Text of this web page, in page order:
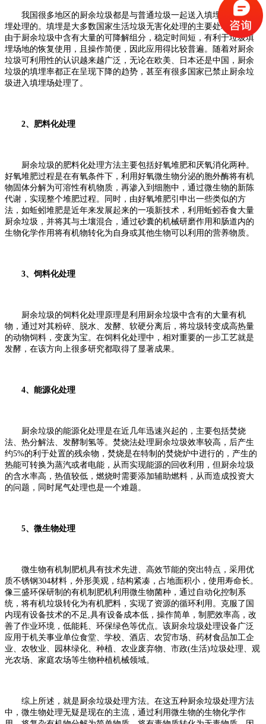
我国很多地区的厨余垃圾都是与普通垃圾一起送入填埋场进行填
埋处理的。填埋是大多数国家生活垃圾无害化处理的主要处理方式。
由于厨余垃圾中含有大量的可降解组分，稳定时间短，有利于垃圾填
埋场地的恢复使用，且操作简便，因此应用得比较普遍。随着对厨余
垃圾可利用性的认识越来越广泛，无论在欧美、日本还是中国，厨余
垃圾的填埋率都正在呈现下降的趋势，甚至有很多国家已禁止厨余垃
圾进入填埋场处理了。
2、肥料化处理
厨余垃圾的肥料化处理方法主要包括好氧堆肥和厌氧消化两种。
好氧堆肥过程是在有氧条件下，利用好氧微生物分泌的胞外酶将有机
物固体分解为可溶性有机物质，再渗入到细胞中，通过微生物的新陈
代谢，实现整个堆肥过程。同时，由好氧堆肥引申出一些类似的方
法，如蚯蚓堆肥是近年来发展起来的一项新技术，利用蚯蚓吞食大量
厨余垃圾，并将其与土壤混合，通过砂囊的机械研磨作用和肠道内的
生物化学作用将有机物转化为自身或其他生物可以利用的营养物质。
3、饲料化处理
厨余垃圾的饲料化处理原理是利用厨余垃圾中含有的大量有机
物，通过对其粉碎、脱水、发酵、软硬分离后，将垃圾转变成高热量
的动物饲料，变废为宝。在饲料化处理中，相对重要的一步工艺就是
发酵，在该方向上很多研究都取得了显著成果。
4、能源化处理
厨余垃圾的能源化处理是在近几年迅速兴起的，主要包括焚烧
法、热分解法、发酵制氢等。焚烧法处理厨余垃圾效率较高，后产生
约5%的利于处置的残余物，焚烧是在特制的焚烧炉中进行的，产生的
热能可转换为蒸汽或者电能，从而实现能源的回收利用，但厨余垃圾
的含水率高，热值较低，燃烧时需要添加辅助燃料，从而造成投资大
的问题，同时尾气处理也是一个难题。
5、微生物处理
微生物有机制肥机具有技术先进、高效节能的突出特点，采用优
质不锈钢304材料，外形美观，结构紧凑，占地面积小，使用寿命长。
像三盛环保研制的有机制肥机利用微生物菌种，通过自动化控制系
统，将有机垃圾转化为有机肥料，实现了资源的循环利用。克服了国
内现有设备技术的不足,具有设备成本低，操作简单，制肥效率高，改
善了作业环境，低能耗、环保绿色等优点。该厨余垃圾处理设备广泛
应用于机关事业单位食堂、学校、酒店、农贸市场、药材食品加工企
业、农牧业、园林绿化、种植、农业废弃物、市政(生活)垃圾处理、观
光农场、家庭农场等生物种植机械领域。
综上所述，就是厨余垃圾处理方法。在这五种厨余垃圾处理方法
中，微生物处理无疑是现在的主流，通过利用微生物的生物化学作